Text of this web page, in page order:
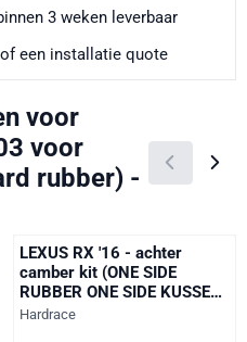
3 weken leverbaar
een installatie quote
voor
voor
rubber) -
LEXUS RX '16 - achter
camber kit (ONE SIDE
RUBBER ONE SIDE KUSSEN
BAL) -2PCS / SET
Merk:
Hardrace